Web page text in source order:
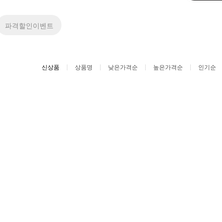
파격할인이벤트
신상품 상품명 낮은가격순 높은가격순 인기순